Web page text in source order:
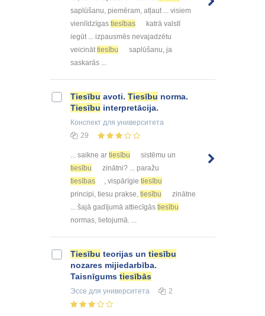
saplūšanu, piemēram, atļaut ... visiem
vienlīdzīgas tiesības
katrā valstī
iegūt ... izpausmēs nevajadzētu
veicināttiesību
saplūšanu, ja
saskarās ...
Tiesību avoti. Tiesību norma.
Tiesību interpretācija.
Конспект для университета
29
... saikne ar tiesību
sistēmu un
tiesību
zinātni? ... paražu
tiesības
, vispārīgie tiesību
principi, tiesu prakse, tiesību
zinātne
... šajā gadījumā attiecīgās tiesību
normas, lietojumā. ...
Tiesību teorijas un tiesību
nozares mijiedarbība.
Taisnīgums tiesībās
Эссе для университета 2